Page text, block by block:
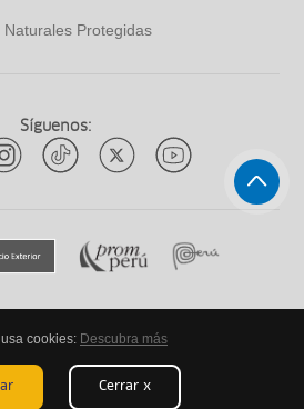
Naturales Protegidas
Síguenos:
reservadosytuqueplanes 2026
cookies: Descubra más
Cerrar x